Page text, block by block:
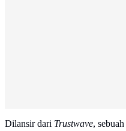
Dilansir dari Trustwave,